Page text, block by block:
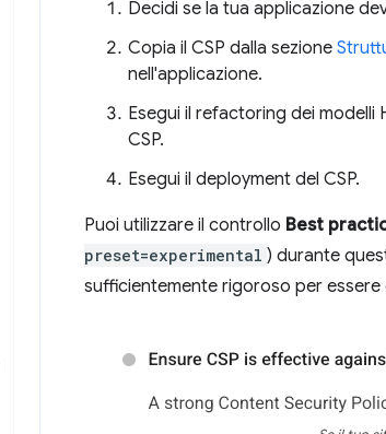
Decidi se la tua applicazione
Copia il CSP dalla sezione
nell'applicazione.
Esegui il refactoring dei
CSP.
Esegui il deployment del CSP.
Puoi utilizzare il controllo Best
preset=experimental ) durante
sufficientemente rigoroso per